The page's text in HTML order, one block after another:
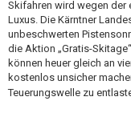
Skifahren wird wegen der
Luxus. Die Kärntner
unbeschwerten
die Aktion „Gratis-
können heuer gleich an
kostenlos unsicher
Teuerungswelle zu